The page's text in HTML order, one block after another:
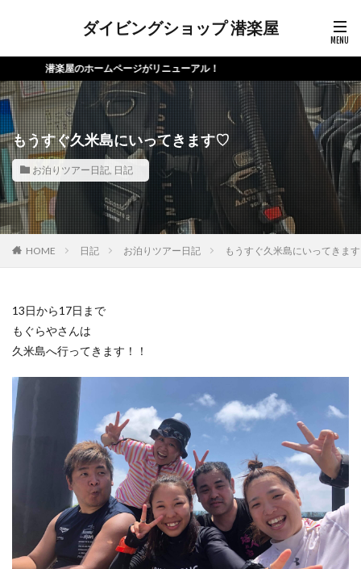
ダイビングショップ 潜楽屋
楽屋のホームページがリニューアル！
もうすぐ久米島にいってきます♡
お泊りツアー日記, 日記
HOME 日記 お泊りツアー日記 もうすぐ久米島にいってきま
13日から17日まで
もぐらやさんは
久米島へ行ってきます！！